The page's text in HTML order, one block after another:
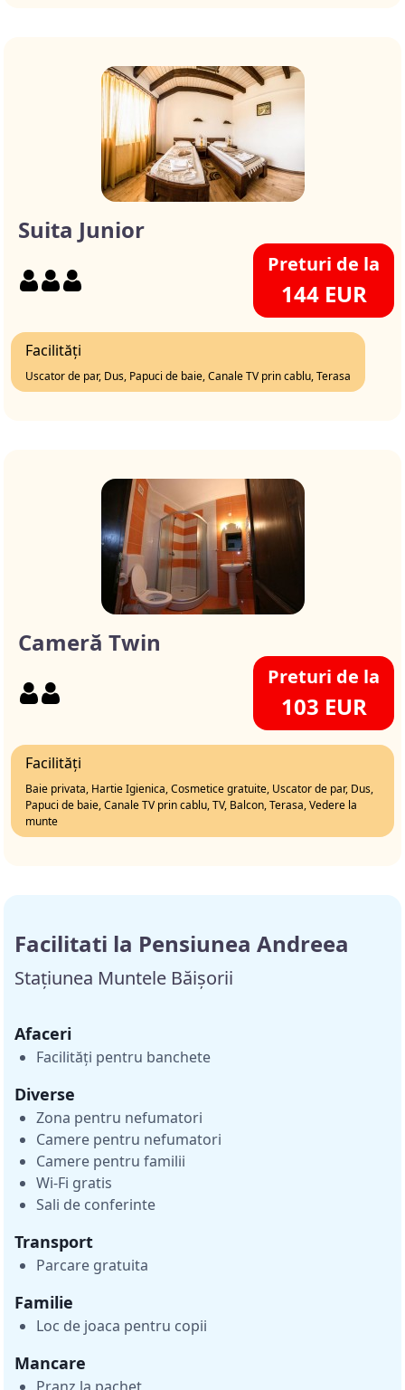
Suita Junior
Preturi de la
144 EUR
Facilități
Uscator de par, Dus, Papuci de baie, Canale TV prin cablu, Terasa
Cameră Twin
Preturi de la
103 EUR
Facilități
Baie privata, Hartie Igienica, Cosmetice gratuite, Uscator de par, Dus,
Papuci de baie, Canale TV prin cablu, TV, Balcon, Terasa, Vedere la
munte
Facilitati la Pensiunea Andreea
Staţiunea Muntele Băişorii
Afaceri
Facilități pentru banchete
Diverse
Zona pentru nefumatori
Camere pentru nefumatori
Camere pentru familii
Wi-Fi gratis
Sali de conferinte
Transport
Parcare gratuita
Familie
Loc de joaca pentru copii
Mancare